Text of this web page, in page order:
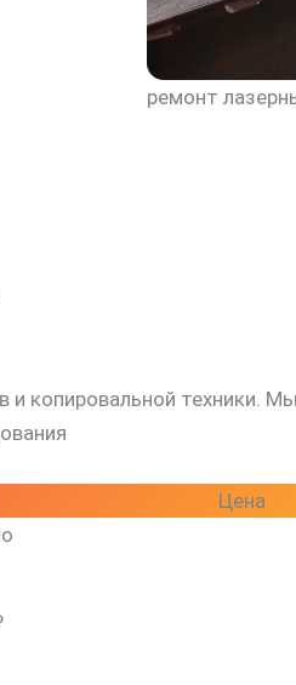
ремонт
копировальной техники.
Цена